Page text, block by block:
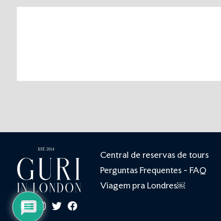
Central de reservas de tours
Perguntas Frequentes - FAQ
Viagem pra Londres￼